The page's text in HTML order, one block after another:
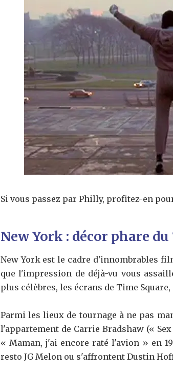
Si vous passez par Philly, profitez-en
New York : décor phare du
New York est le cadre d'innombrables
que l'impression de déjà-vu vous
plus célèbres, les écrans de Time
Parmi les lieux de tournage à ne pas
l'appartement de Carrie Bradshaw («
« Maman, j'ai encore raté l'avion » en
resto JG Melon ou s'affrontent Dustin